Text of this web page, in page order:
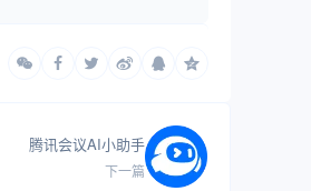
腾讯会议AI小助手
下一篇